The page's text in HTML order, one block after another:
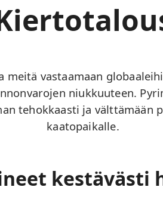
meitä vastaamaan
niukkuuteen.
tehokkaasti ja välttämään
kaatopaikalle.
kestävästi